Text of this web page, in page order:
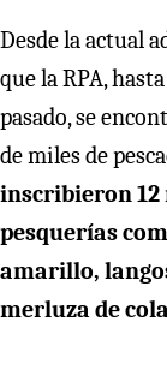
Desde la actual
que la RPA,
pasado, se
de miles de
inscribieron 12
pesquerías
amarillo,
merluza de